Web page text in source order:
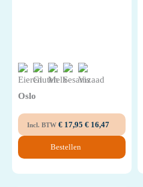
Oslo
Incl. BTW € 17,95 € 16,47
Bestellen